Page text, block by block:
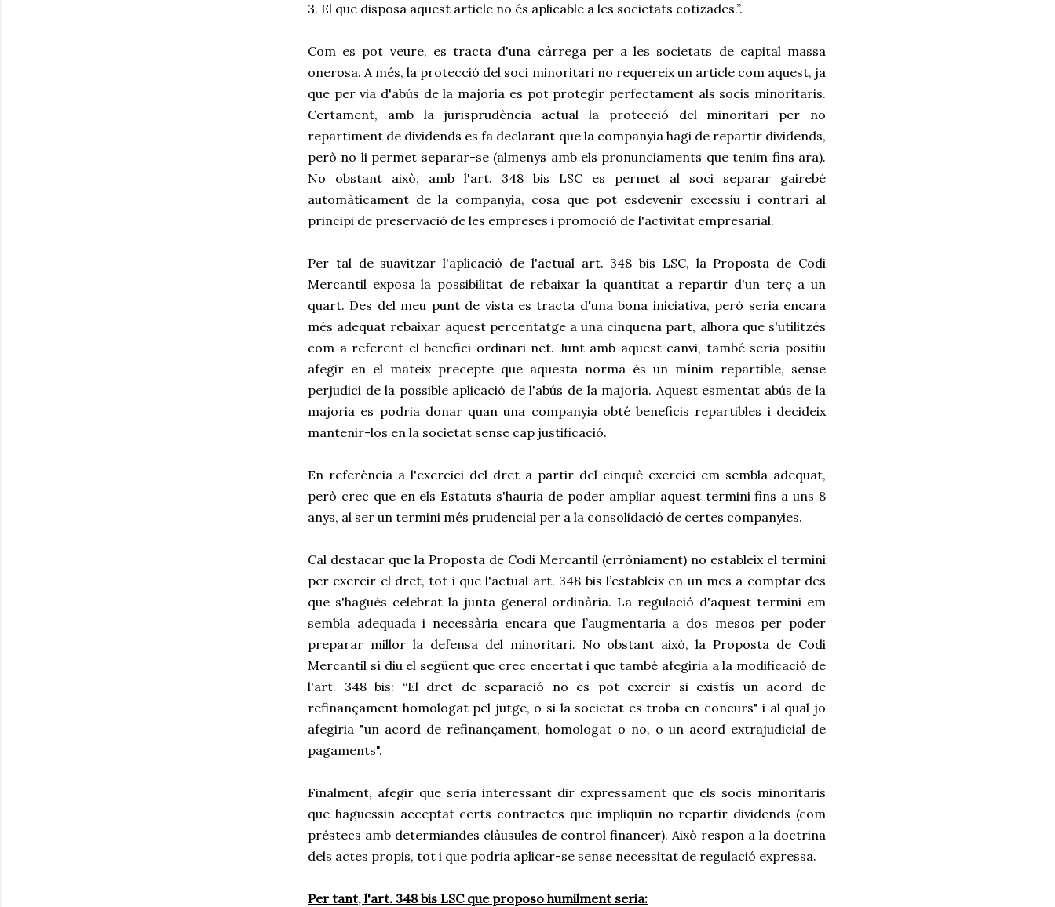
3. El que disposa aquest article no és aplicable a les societats cotizades.”.
Com es pot veure, es tracta d'una càrrega per a les societats de capital massa
onerosa. A més, la protecció del soci minoritari no requereix un article com aquest, ja
que per via d'abús de la majoria es pot protegir perfectament als socis minoritaris.
Certament, amb la jurisprudència actual la protecció del minoritari per no
repartiment de dividends es fa declarant que la companyia hagi de repartir dividends,
però no li permet separar-se (almenys amb els pronunciaments que tenim fins ara).
No obstant això, amb l'art. 348 bis LSC es permet al soci separar gairebé
automàticament de la companyia, cosa que pot esdevenir excessiu i contrari al
principi de preservació de les empreses i promoció de l'activitat empresarial.
Per tal de suavitzar l'aplicació de l'actual art. 348 bis LSC, la Proposta de Codi
Mercantil exposa la possibilitat de rebaixar la quantitat a repartir d'un terç a un
quart. Des del meu punt de vista es tracta d'una bona iniciativa, però seria encara
més adequat rebaixar aquest percentatge a una cinquena part, alhora que s'utilitzés
com a referent el benefici ordinari net. Junt amb aquest canvi, també seria positiu
afegir en el mateix precepte que aquesta norma és un mínim repartible, sense
perjudici de la possible aplicació de l'abús de la majoria. Aquest esmentat abús de la
majoria es podria donar quan una companyia obté beneficis repartibles i decideix
mantenir-los en la societat sense cap justificació.
En referència a l'exercici del dret a partir del cinquè exercici em sembla adequat,
però crec que en els Estatuts s'hauria de poder ampliar aquest termini fins a uns 8
anys, al ser un termini més prudencial per a la consolidació de certes companyies.
Cal destacar que la Proposta de Codi Mercantil (erròniament) no estableix el termini
per exercir el dret, tot i que l'actual art. 348 bis l’estableix en un mes a comptar des
que s'hagués celebrat la junta general ordinària. La regulació d'aquest termini em
sembla adequada i necessària encara que l’augmentaria a dos mesos per poder
preparar millor la defensa del minoritari. No obstant això, la Proposta de Codi
Mercantil sí diu el següent que crec encertat i que també afegiria a la modificació de
l'art. 348 bis: “El dret de separació no es pot exercir si existís un acord de
refinançament homologat pel jutge, o si la societat es troba en concurs" i al qual jo
afegiria "un acord de refinançament, homologat o no, o un acord extrajudicial de
pagaments".
Finalment, afegir que seria interessant dir expressament que els socis minoritaris
que haguessin acceptat certs contractes que impliquin no repartir dividends (com
préstecs amb determiandes clàusules de control financer). Això respon a la doctrina
dels actes propis, tot i que podria aplicar-se sense necessitat de regulació expressa.
Per tant, l'art. 348 bis LSC que proposo humilment seria: